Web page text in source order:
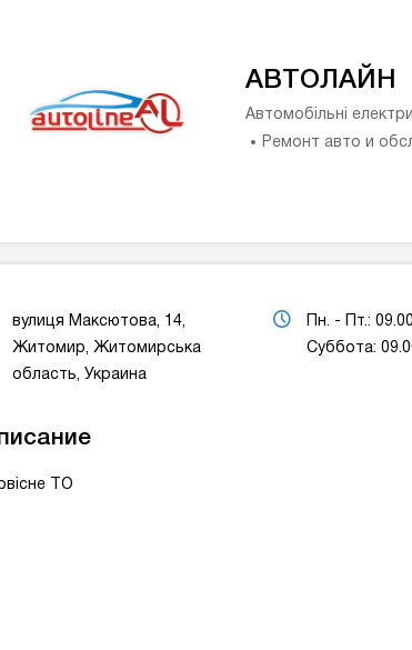
АВТОЛАЙН
Автомобільні
Ремонт авто и
вулиця Максютова, 14,
Житомир, Житомирська
область, Украина
Пн. - Пт.:
Суббота:
ТО